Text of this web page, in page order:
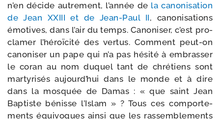
n’en décide autre­ment, l’an­née de la cano­ni­sa­tion
de Jean XXIII et de Jean-​Paul II, cano­ni­sa­tions
émo­tives, dans l’air du temps. Canoniser, c’est pro­
cla­mer l’hé­roï­ci­té des ver­tus. Comment peut-​on
cano­ni­ser un pape qui n’a pas hési­té à embras­ser
le coran au nom duquel tant de chré­tiens sont
mar­ty­ri­sés aujourd’hui dans le monde et à dire
dans la mos­quée de Damas : « que saint Jean
Baptiste bénisse l’Islam » ? Tous ces com­por­te­
ments équi­voques ain­si que les ras­sem­ble­ments